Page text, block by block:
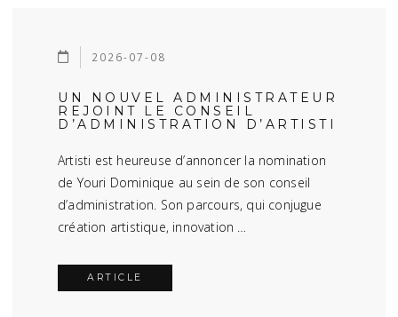
2026-07-08
UN NOUVEL ADMINISTRATEUR
REJOINT LE CONSEIL
D’ADMINISTRATION D’ARTISTI
Artisti est heureuse d’annoncer la nomination
de Youri Dominique au sein de son conseil
d’administration. Son parcours, qui conjugue
création artistique, innovation …
ARTICLE